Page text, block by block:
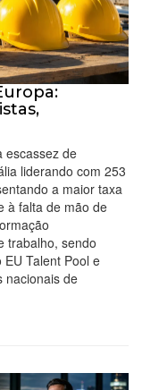
escassez de
liderando com 253
a maior taxa
à falta de mão de
trabalho, sendo
Talent Pool e
nacionais de